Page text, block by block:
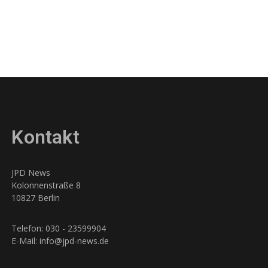
Kontakt
JPD News
Kolonnenstraße 8
10827 Berlin
Telefon: 030 - 23599904
E-Mail: info@jpd-news.de